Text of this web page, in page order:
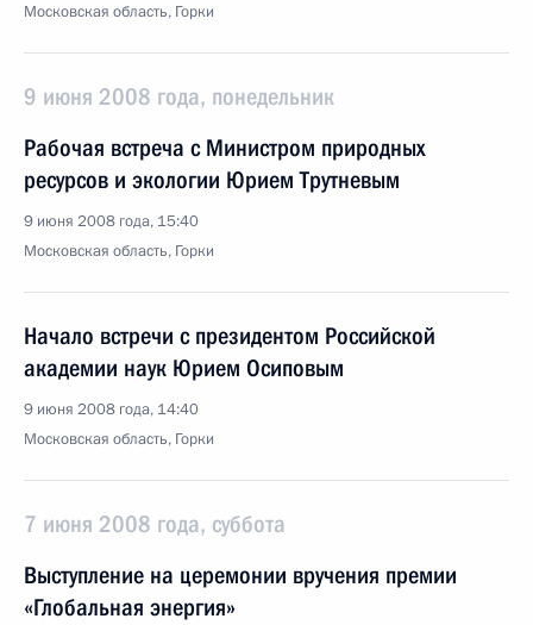
Московская область, Горки
9 июня 2008 года, понедельник
Рабочая встреча с Министром природных
ресурсов и экологии Юрием Трутневым
9 июня 2008 года, 15:40
Московская область, Горки
Начало встречи с президентом Российской
академии наук Юрием Осиповым
9 июня 2008 года, 14:40
Московская область, Горки
7 июня 2008 года, суббота
Выступление на церемонии вручения премии
«Глобальная энергия»